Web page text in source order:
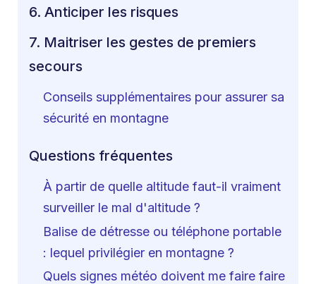
6. Anticiper les risques
7. Maitriser les gestes de premiers
secours
Conseils supplémentaires pour assurer sa
sécurité en montagne
Questions fréquentes
À partir de quelle altitude faut-il vraiment
surveiller le mal d'altitude ?
Balise de détresse ou téléphone portable
: lequel privilégier en montagne ?
Quels signes météo doivent me faire faire